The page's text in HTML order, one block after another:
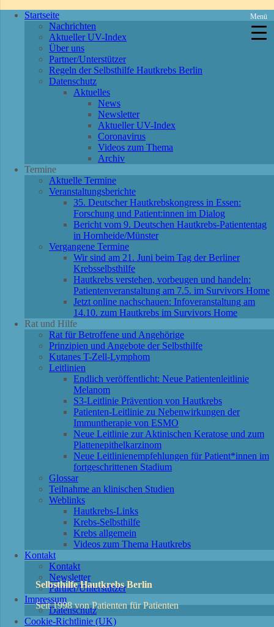
Startseite
Nachrichten
Aktueller UV-Index
Über uns
Partner/Unterstützer
Regeln der Selbsthilfe Hautkrebs Berlin
Datenschutz
Aktuelles
News
Newsletter
Aktueller UV-Index
Coronavirus
Videos zum Thema
Archiv
Termine
Aktuelle Termine
Veranstaltungsberichte
35. Deutscher Hautkrebskongress in Essen:
Forschung und Patient:innen im Dialog
Bericht vom 9. Deutschen Hautkrebs-Patiententag
in Hornheide/Münster
Vergangene Termine
Wir sind am 21. Juni beim Tag der Berliner
Krebsselbsthilfe
Hautkrebs verstehen, vorbeugen und handeln:
Patientenveranstaltung am 7.5. im Survivors Home
Jetzt online nachschauen: Infoveranstaltung am
14.10. zum Hautkrebs im Survivors Home
Rat und Hilfe
Rat für Betroffene und Angehörige
Prinzipien und Angebote der Selbsthilfe
Kutanes T-Zell-Lymphom
Leitlinien
Endlich veröffentlicht: Neue Patientenleitlinie
Melanom
S3-Leitlinie Prävention von Hautkrebs
Patienten-Leitlinie zu Nebenwirkungen der
Immuntherapie von ESMO
Neue Leitlinie zur Aktinischen Keratose und zum
Plattenepithelkarzinom
Neue Leitlinienempfehlungen für Patient*innen im
fortgeschrittenen Stadium
Glossar
Teilnahme an klinischen Studien
Weblinks
Hautkrebs-Links
Krebs-Selbsthilfe
Krebs allgemein
Videos zum Thema Hautkrebs
Kontakt
Kontakt
Newsletter
Partner/Unterstützer
Impressum
Datenschutz
Cookie-Richtlinie (UK)
Selbsthilfe Hautkrebs Berlin
Seit 1998 von Patienten für Patienten
Menü